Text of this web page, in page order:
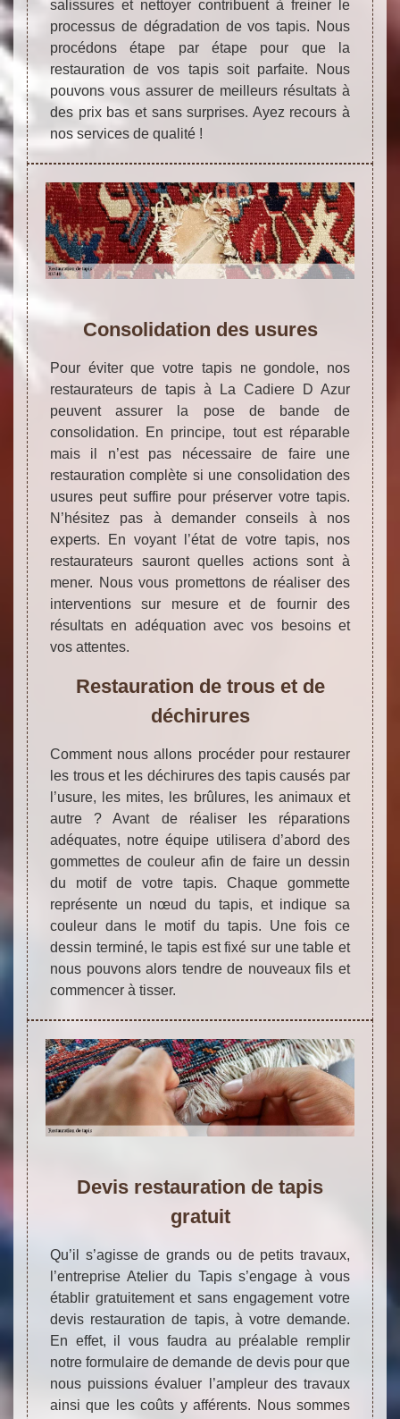
salissures et nettoyer contribuent à freiner le
processus de dégradation de vos tapis. Nous
procédons étape par étape pour que la
restauration de vos tapis soit parfaite. Nous
pouvons vous assurer de meilleurs résultats à
des prix bas et sans surprises. Ayez recours à
nos services de qualité !
Consolidation des usures
Pour éviter que votre tapis ne gondole, nos
restaurateurs de tapis à La Cadiere D Azur
peuvent assurer la pose de bande de
consolidation. En principe, tout est réparable
mais il n’est pas nécessaire de faire une
restauration complète si une consolidation des
usures peut suffire pour préserver votre tapis.
N’hésitez pas à demander conseils à nos
experts. En voyant l’état de votre tapis, nos
restaurateurs sauront quelles actions sont à
mener. Nous vous promettons de réaliser des
interventions sur mesure et de fournir des
résultats en adéquation avec vos besoins et
vos attentes.
Restauration de trous et de
déchirures
Comment nous allons procéder pour restaurer
les trous et les déchirures des tapis causés par
l’usure, les mites, les brûlures, les animaux et
autre ? Avant de réaliser les réparations
adéquates, notre équipe utilisera d’abord des
gommettes de couleur afin de faire un dessin
du motif de votre tapis. Chaque gommette
représente un nœud du tapis, et indique sa
couleur dans le motif du tapis. Une fois ce
dessin terminé, le tapis est fixé sur une table et
nous pouvons alors tendre de nouveaux fils et
commencer à tisser.
Devis restauration de tapis
gratuit
Qu’il s’agisse de grands ou de petits travaux,
l’entreprise Atelier du Tapis s’engage à vous
établir gratuitement et sans engagement votre
devis restauration de tapis, à votre demande.
En effet, il vous faudra au préalable remplir
notre formulaire de demande de devis pour que
nous puissions évaluer l’ampleur des travaux
ainsi que les coûts y afférents. Nous sommes